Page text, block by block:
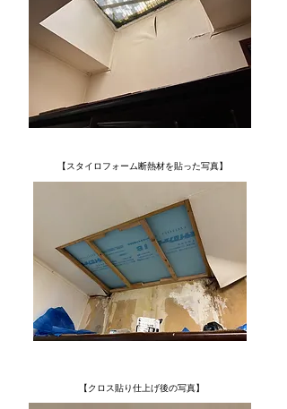
【スタイロフォーム断熱材を貼った写真】
【クロス貼り仕上げ後の写真】